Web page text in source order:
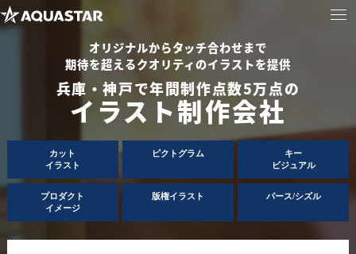
オリジナルからタッチ合わせまで
期待を超えるクオリティのイラストを提供
兵庫・神戸で年間制作点数5万点の
イラスト制作会社
カット
イラスト
ピクトグラム
キー
ビジュアル
プロダクト
イメージ
版権イラスト パース/シズル